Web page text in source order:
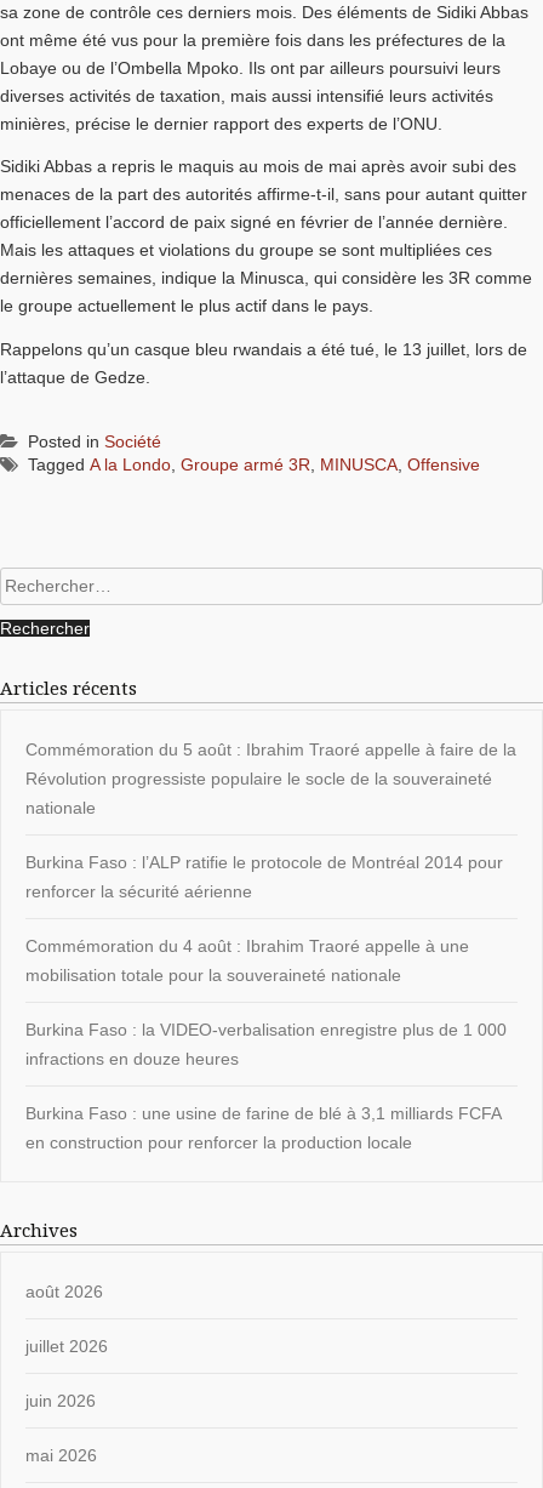
sa zone de contrôle ces derniers mois. Des éléments de Sidiki Abbas
ont même été vus pour la première fois dans les préfectures de la
Lobaye ou de l’Ombella Mpoko. Ils ont par ailleurs poursuivi leurs
diverses activités de taxation, mais aussi intensifié leurs activités
minières, précise le dernier rapport des experts de l’ONU.
Sidiki Abbas a repris le maquis au mois de mai après avoir subi des
menaces de la part des autorités affirme-t-il, sans pour autant quitter
officiellement l’accord de paix signé en février de l’année dernière.
Mais les attaques et violations du groupe se sont multipliées ces
dernières semaines, indique la Minusca, qui considère les 3R comme
le groupe actuellement le plus actif dans le pays.
Rappelons qu’un casque bleu rwandais a été tué, le 13 juillet, lors de
l’attaque de Gedze.
Posted in Société
Tagged A la Londo, Groupe armé 3R, MINUSCA, Offensive
Rechercher :
Articles récents
Commémoration du 5 août : Ibrahim Traoré appelle à faire de la
Révolution progressiste populaire le socle de la souveraineté
nationale
Burkina Faso : l’ALP ratifie le protocole de Montréal 2014 pour
renforcer la sécurité aérienne
Commémoration du 4 août : Ibrahim Traoré appelle à une
mobilisation totale pour la souveraineté nationale
Burkina Faso : la VIDEO-verbalisation enregistre plus de 1 000
infractions en douze heures
Burkina Faso : une usine de farine de blé à 3,1 milliards FCFA
en construction pour renforcer la production locale
Archives
août 2026
juillet 2026
juin 2026
mai 2026